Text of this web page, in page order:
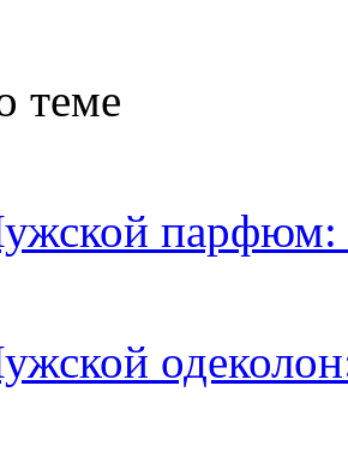
теме
парфюм: